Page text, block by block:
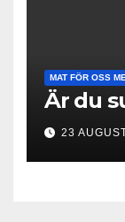
MAT FÖR OSS
Är du
23